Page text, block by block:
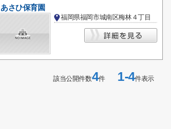
あさひ保育園
福岡県福岡市城南区梅林４丁目
該当公開件数4件1-4件表示